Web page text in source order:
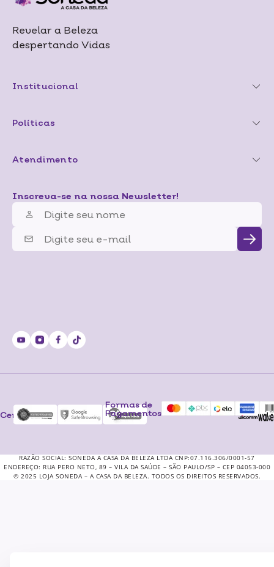
Revelar a Beleza
despertando Vidas
Institucional
Políticas
Atendimento
Inscreva-se na nossa Newsletter!
Certificados
Formas de
Pagamentos
RAZÃO SOCIAL: SONEDA A CASA DA BELEZA LTDA CNP:07.116.306/0001-57
ENDEREÇO: RUA PERO NETO, 89 – VILA DA SAÚDE – SÃO PAULO/SP – CEP 04053-000
© 2025 LOJA SONEDA – A CASA DA BELEZA. TODOS OS DIREITOS RESERVADOS.